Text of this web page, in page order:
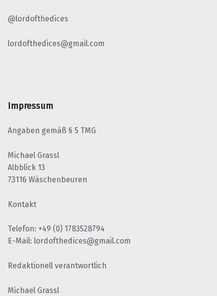
@lordofthedices
lordofthedices@gmail.com
Impressum
Angaben gemäß § 5 TMG
Michael Grassl
Albblick 13
73116 Wäschenbeuren
Kontakt
Telefon: +49 (0) 1783528794
E-Mail: lordofthedices@gmail.com
Redaktionell verantwortlich
Michael Grassl